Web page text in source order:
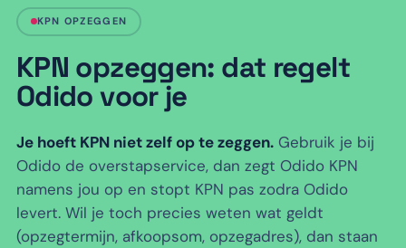
KPN OPZEGGEN
KPN opzeggen: dat regelt
Odido voor je
Je hoeft KPN niet zelf op te zeggen. Gebruik je bij
Odido de overstapservice, dan zegt Odido KPN
namens jou op en stopt KPN pas zodra Odido
levert. Wil je toch precies weten wat geldt
(opzegtermijn, afkoopsom, opzegadres), dan staan